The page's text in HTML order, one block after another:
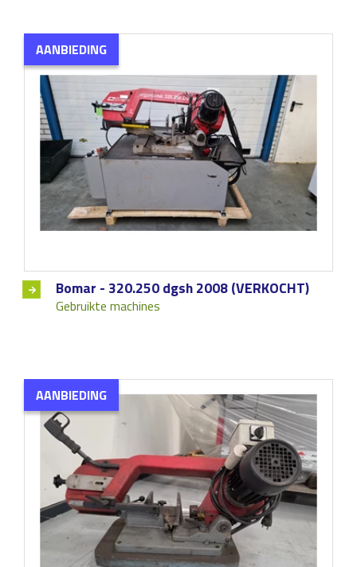
AANBIEDING
Bomar - 320.250 dgsh 2008 (VERKOCHT)
Gebruikte machines
AANBIEDING